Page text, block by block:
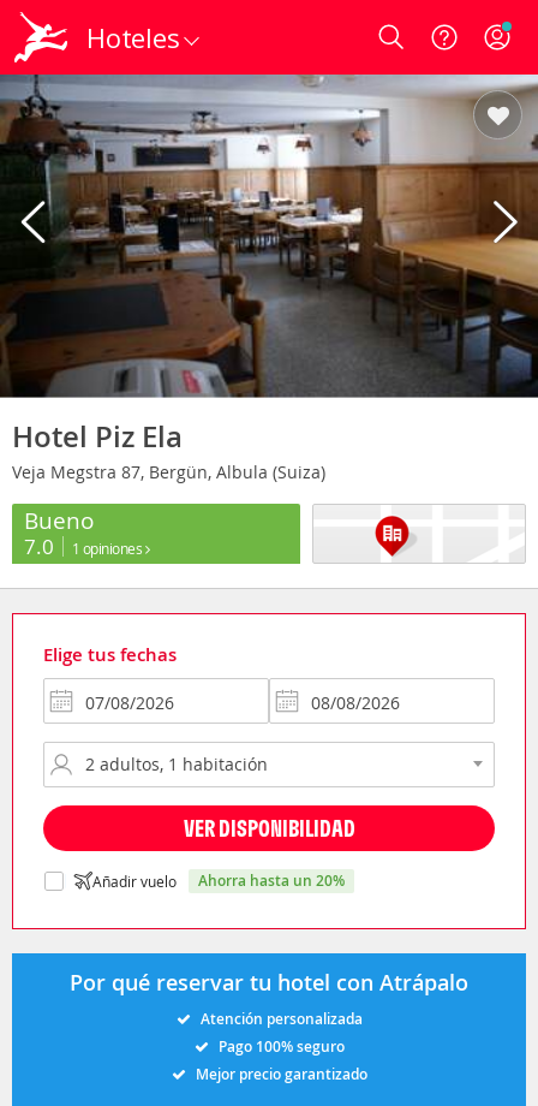
Hoteles Login
Hotel Piz Ela
Veja Megstra 87, Bergün, Albula (Suiza)
Bueno
7.0 1 opiniones
Elige tus fechas
VER DISPONIBILIDAD
Añadir vuelo ahorra hasta un 20%
Por qué reservar tu hotel con Atrápalo
Atención personalizada
Pago 100% seguro
Mejor precio garantizado